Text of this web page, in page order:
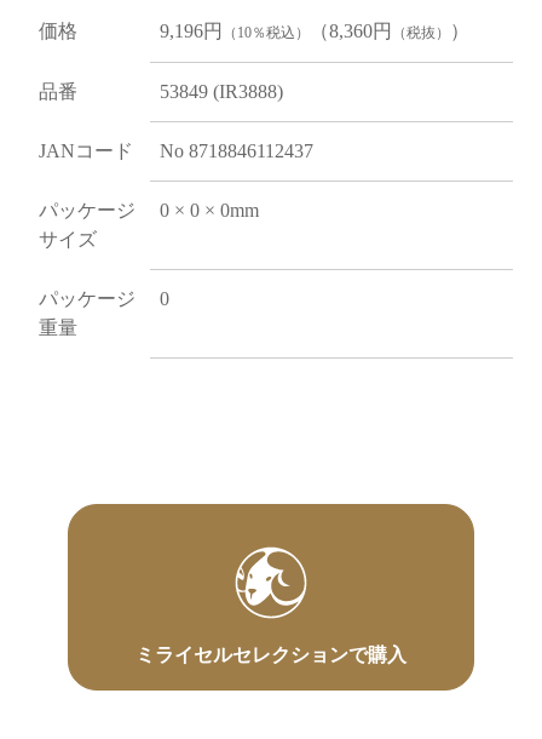
価格 9,196円 （10％税込） （8,360円 （税抜） ）
品番 53849 (IR3888)
JANコード No 8718846112437
パッケージ
サイズ
0 × 0 × 0mm
パッケージ
重量
0
ミライセルセレクションで購入